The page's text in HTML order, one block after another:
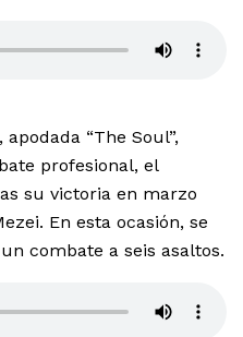
, apodada “The Soul”,
profesional, el
su victoria en marzo
En esta ocasión, se
combate a seis asaltos.